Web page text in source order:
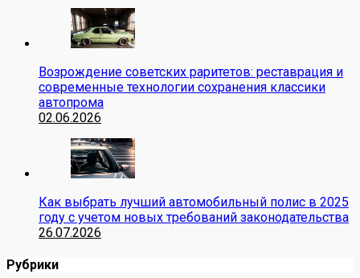
Возрождение советских раритетов: реставрация и
современные технологии сохранения классики
автопрома
02.06.2026
Как выбрать лучший автомобильный полис в 2025
году с учетом новых требований законодательства
26.07.2026
Рубрики